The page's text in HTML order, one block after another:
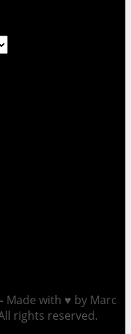
Made with ♥ by Marc
rights reserved.